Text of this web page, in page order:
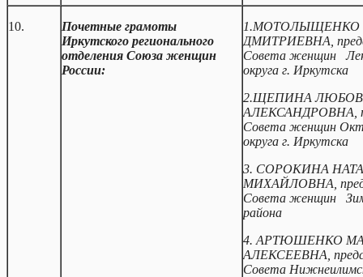
10.
Почетные грамоты
Иркутского регионального
отделения Союза женщин
России:
1.МОТОЛЫЩЕНКО
ДМИТРИЕВНА,
Совета женщин
округа г. Иркутска
2.ЩЕПИНА
АЛЕКСАНДРОВНА,
Совета женщин
округа г. Иркутска
3. СОРОКИНА
МИХАЙЛОВНА,
Совета женщин
района
4. АРТЮШЕНКО
АЛЕКСЕЕВНА,
Совета